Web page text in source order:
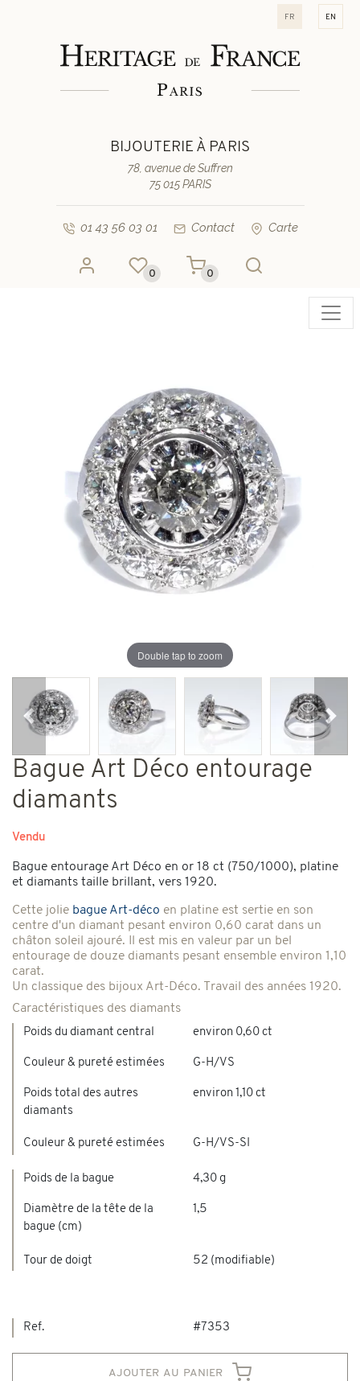
fr en
BIJOUTERIE À PARIS
78, avenue de Suffren
75 015 PARIS
01 43 56 03 01 Contact Carte
0 0
Double tap to zoom
Précédent
Bague Art Déco entourage
diamants
Vendu
Bague entourage Art Déco en or 18 ct (750/1000), platine
et diamants taille brillant, vers 1920.
Cette jolie bague Art-déco en platine est sertie en son
centre d'un diamant pesant environ 0,60 carat dans un
châton soleil ajouré. Il est mis en valeur par un bel
entourage de douze diamants pesant ensemble environ 1,10
carat.
Un classique des bijoux Art-Déco. Travail des années 1920.
Caractéristiques des diamants
Poids du diamant central
Couleur & pureté estimées
Poids total des autres
diamants
environ 0,60 ct
G-H/VS
environ 1,10 ct
Couleur & pureté estimées G-H/VS-SI
Poids de la bague
Diamètre de la tête de la
bague (cm)
4,30 g
1,5
Tour de doigt 52 (modifiable)
Ref. #7353
ajouter au panier